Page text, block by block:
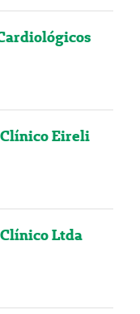
Clínico Eireli
Ltda